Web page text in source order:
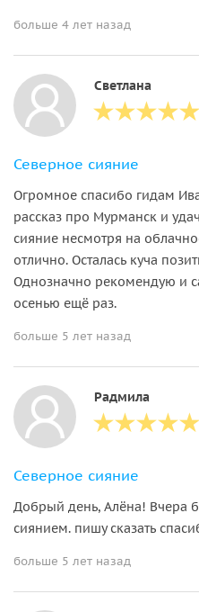
больше 4 лет назад
Светлана
Северное сияние
Огромное спасибо гидам
рассказ про Мурманск и
сияние несмотря на
отлично. Осталась куча
Однозначно рекомендую и
осенью ещё раз.
больше 5 лет назад
Радмила
Северное сияние
Добрый день, Алёна! Вчера
сиянием. пишу сказать
больше 5 лет назад